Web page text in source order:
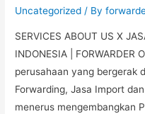
Uncategorized / By
SERVICES ABOUT US X
INDONESIA | FORWARDER
perusahaan yang bergerak
Forwarding, Jasa Import
menerus mengembangkan